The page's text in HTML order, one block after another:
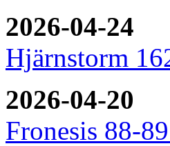
2026-04-24
Hjärnstorm
2026-04-20
Fronesis 88-